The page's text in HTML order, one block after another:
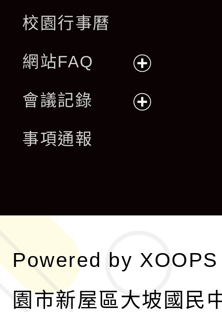
校園行事曆
網站FAQ
開
會議記錄
單
事項通報
Powered by XOOPS
園市新屋區大坡國民